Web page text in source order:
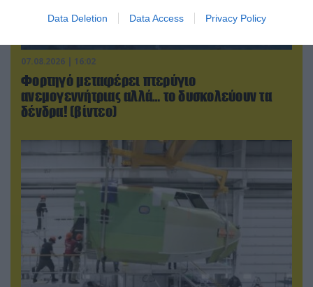
Data Deletion Data Access Privacy Policy
07.08.2026 | 16:02
Φορτηγό μεταφέρει πτερύγιο
ανεμογεννήτριας αλλά… το δυσκολεύουν τα
δένδρα! (βίντεο)